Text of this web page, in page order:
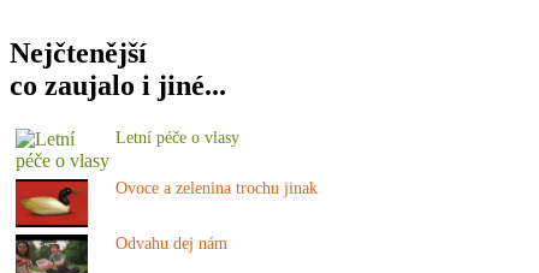
Nejčtenější
co zaujalo i jiné...
Letní péče o vlasy
Ovoce a zelenina trochu jinak
Odvahu dej nám